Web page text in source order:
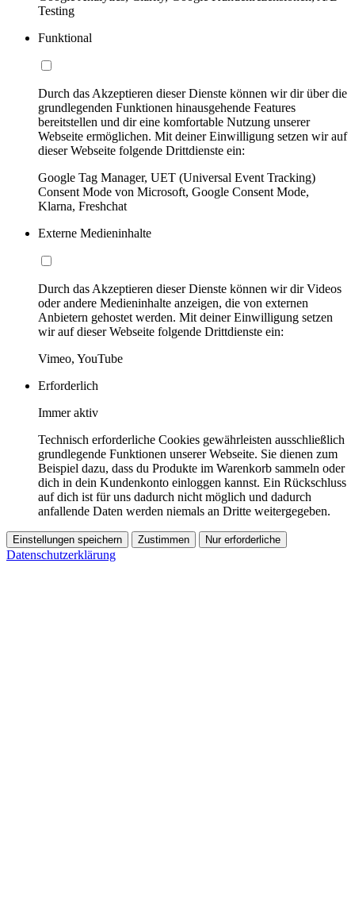
Testing
Funktional
Durch das Akzeptieren dieser Dienste können wir dir über die
grundlegenden Funktionen hinausgehende Features
bereitstellen und dir eine komfortable Nutzung unserer
Webseite ermöglichen. Mit deiner Einwilligung setzen wir auf
dieser Webseite folgende Drittdienste ein:
Google Tag Manager, UET (Universal Event Tracking)
Consent Mode von Microsoft, Google Consent Mode,
Klarna, Freshchat
Externe Medieninhalte
Durch das Akzeptieren dieser Dienste können wir dir Videos
oder andere Medieninhalte anzeigen, die von externen
Anbietern gehostet werden. Mit deiner Einwilligung setzen
wir auf dieser Webseite folgende Drittdienste ein:
Vimeo, YouTube
Erforderlich
Immer aktiv
Technisch erforderliche Cookies gewährleisten ausschließlich
grundlegende Funktionen unserer Webseite. Sie dienen zum
Beispiel dazu, dass du Produkte im Warenkorb sammeln oder
dich in dein Kundenkonto einloggen kannst. Ein Rückschluss
auf dich ist für uns dadurch nicht möglich und dadurch
anfallende Daten werden niemals an Dritte weitergegeben.
Einstellungen speichern Zustimmen Nur erforderliche
Datenschutzerklärung